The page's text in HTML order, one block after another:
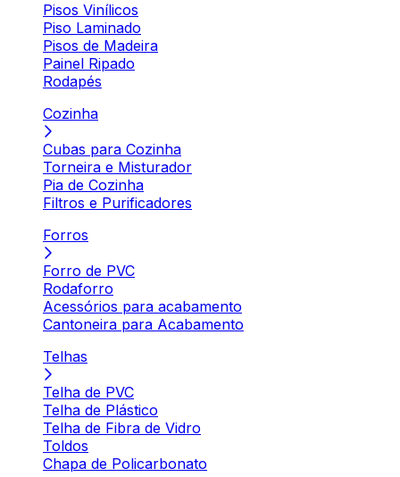
Pisos Vinílicos
Piso Laminado
Pisos de Madeira
Painel Ripado
Rodapés
Cozinha
Cubas para Cozinha
Torneira e Misturador
Pia de Cozinha
Filtros e Purificadores
Forros
Forro de PVC
Rodaforro
Acessórios para acabamento
Cantoneira para Acabamento
Telhas
Telha de PVC
Telha de Plástico
Telha de Fibra de Vidro
Toldos
Chapa de Policarbonato